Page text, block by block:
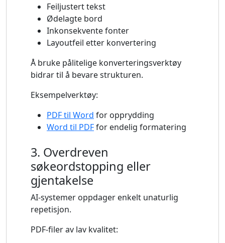
Feiljustert tekst
Ødelagte bord
Inkonsekvente fonter
Layoutfeil etter konvertering
Å bruke pålitelige konverteringsverktøy
bidrar til å bevare strukturen.
Eksempelverktøy:
PDF til Word for opprydding
Word til PDFfor endelig formatering
3. Overdreven
søkeordstopping eller
gjentakelse
AI-systemer oppdager enkelt unaturlig
repetisjon.
PDF-filer av lav kvalitet: